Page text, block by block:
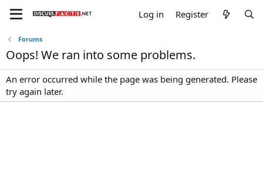
Log in Register
Forums
Oops! We ran into some problems.
An error occurred while the page was being generated. Please
try again later.